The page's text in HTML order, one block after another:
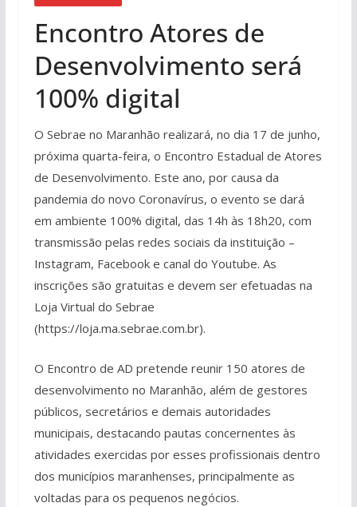
Encontro Atores de
Desenvolvimento será
100% digital
O Sebrae no Maranhão realizará, no dia 17 de junho,
próxima quarta-feira, o Encontro Estadual de Atores
de Desenvolvimento. Este ano, por causa da
pandemia do novo Coronavírus, o evento se dará
em ambiente 100% digital, das 14h às 18h20, com
transmissão pelas redes sociais da instituição –
Instagram, Facebook e canal do Youtube. As
inscrições são gratuitas e devem ser efetuadas na
Loja Virtual do Sebrae
(https://loja.ma.sebrae.com.br).
O Encontro de AD pretende reunir 150 atores de
desenvolvimento no Maranhão, além de gestores
públicos, secretários e demais autoridades
municipais, destacando pautas concernentes às
atividades exercidas por esses profissionais dentro
dos municípios maranhenses, principalmente as
voltadas para os pequenos negócios.